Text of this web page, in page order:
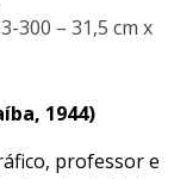
300 – 31,5 cm x
1944)
professor e